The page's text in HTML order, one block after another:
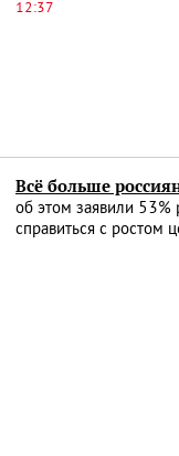
12:37
Всё больше
об этом заявили 53%
справиться с ростом